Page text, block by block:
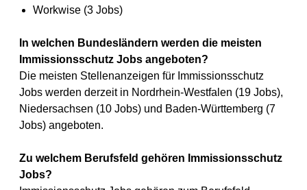
Workwise (3 Jobs)
In welchen Bundesländern werden die meisten
Immissionsschutz Jobs angeboten?
Die meisten Stellenanzeigen für Immissionsschutz
Jobs werden derzeit in Nordrhein-Westfalen (19 Jobs),
Niedersachsen (10 Jobs) und Baden-Württemberg (7
Jobs) angeboten.
Zu welchem Berufsfeld gehören Immissionsschutz
Jobs?